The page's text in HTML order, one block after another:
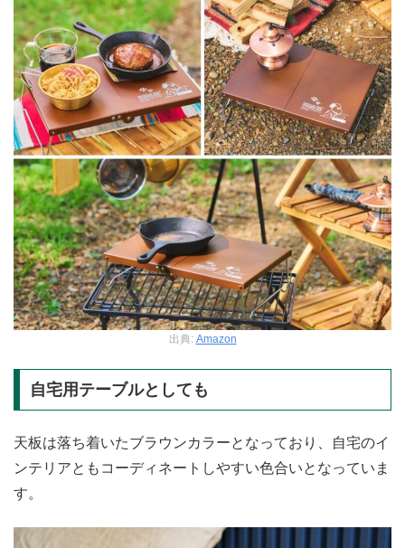
出典: Amazon
自宅用テーブルとしても
天板は落ち着いたブラウンカラーとなっており、自宅のイ
ンテリアともコーディネートしやすい色合いとなっていま
す。